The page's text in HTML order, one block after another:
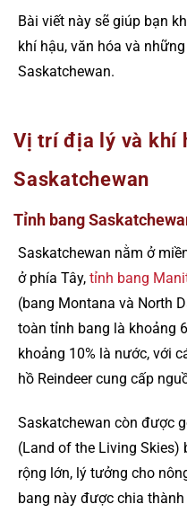
Bài viết này sẽ giúp bạn
khí hậu, văn hóa và
Saskatchewan.
Vị trí địa lý và khí
Saskatchewan
Tỉnh bang
Saskatchewan nằm ở
ở phía Tây, tỉnh bang
(bang Montana và North
toàn tỉnh bang là khoảng
khoảng 10% là nước, với
hồ Reindeer cung cấp
Saskatchewan còn được
(Land of the Living Skies)
rộng lớn, lý tưởng cho
bang này được chia